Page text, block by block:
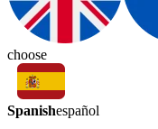
choose
Spanishespañol